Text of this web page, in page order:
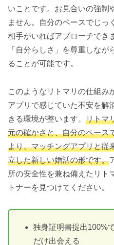
いことです。お見合いの強制
ません。自分のペースでじっ
相手がいればアプローチでき
「自分らしさ」を尊重しな
ることが可能です。
このようなリトマリの仕組み
アプリで感じていた不安を解
きる環境が整います。 リトマ
元の確かさと、自分のペース
より、マッチングアプリと従
立した新しい婚活の形です。
所の安全性を兼ね備えたリト
トナーを見つけてください。
独身証明書提出100%
だけ出会える